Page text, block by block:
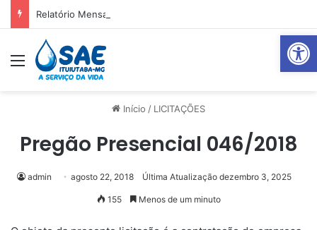
Abrir
Relatório Mensal Janeiro – Qualidade da Água Tratada
Menu
Início / LICITAÇÕES
Pregão Presencial 046/2018
admin agosto 22, 2018 Última Atualização dezembro 3, 2025
155 Menos de um minuto